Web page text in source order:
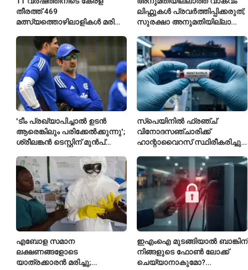
തീരത്ത് 469
മത്സ്യത്തൊഴിലാളികൾ മരിച്ചു;
47,773 പേരെ രക്ഷപ്പെടുത്തി
ലിഫ്റ്റുകൾ പ്രവർത്തിപ്പിക്കരുത്;
സുരക്ഷാ അനുമതിയില്ലാത്ത
ഹൈക്കോടതിയുടെ വിലക്ക്
'ടീം പ്രഖ്യാപിച്ചാൽ ഉടൻ
ആരെങ്കിലും പരിക്കേൽക്കുന്നു';
ശ്രീലങ്കൻ ടെസ്റ്റിന് മുൻപ്
മുൻതാരം
സ്പെയിനിൽ ഫ്രഞ്ച്
വിനോദസഞ്ചാരിക്ക്
ഹാന്റാവൈറസ് സ്ഥിരീകരിച്ചു;
പ്രവേശിപ്പിച്ചു
എബോള സമാന
ലക്ഷണങ്ങളോടെ
യാത്രക്കാരൻ മരിച്ചു;
ഇഎംഐ മുടങ്ങിയാൽ ബാങ്കിന്
നിങ്ങളുടെ ഫോൺ ലോക്ക്
ചെയ്യാനാകുമോ?